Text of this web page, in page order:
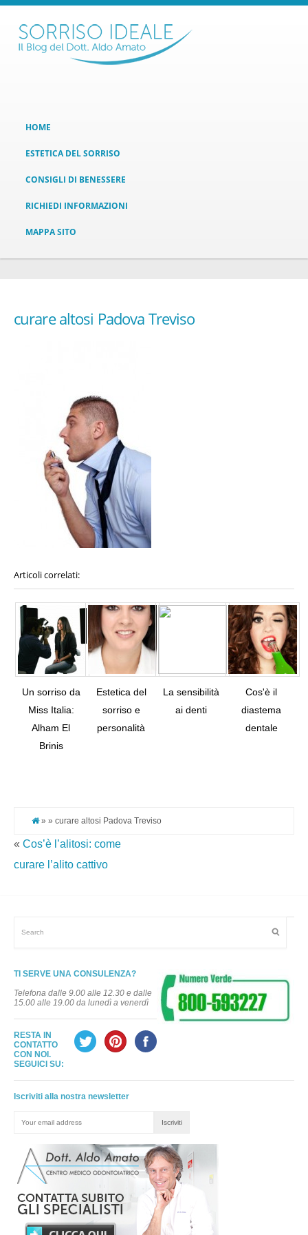
HOME
ESTETICA DEL SORRISO
CONSIGLI DI BENESSERE
RICHIEDI INFORMAZIONI
MAPPA SITO
curare altosi Padova Treviso
Articoli correlati:
Un sorriso da
Miss Italia:
Alham El
Brinis
Estetica del
sorriso e
personalità
La sensibilità
ai denti
Cos'è il
diastema
dentale
» » curare altosi Padova Treviso
« Cos’è l’alitosi: come
curare l’alito cattivo
TI SERVE UNA CONSULENZA?
Telefona dalle 9.00 alle 12.30 e dalle
15.00 alle 19.00 da lunedì a venerdì
RESTA IN
CONTATTO
CON NOI.
SEGUICI SU:
Iscriviti alla nostra newsletter